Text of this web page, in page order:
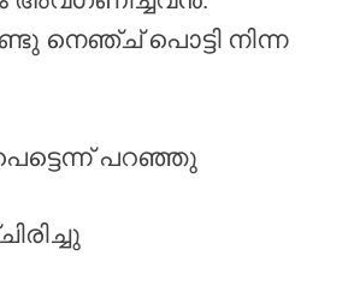
നെഞ്ച് പൊട്ടി നിന്ന
പറഞ്ഞു